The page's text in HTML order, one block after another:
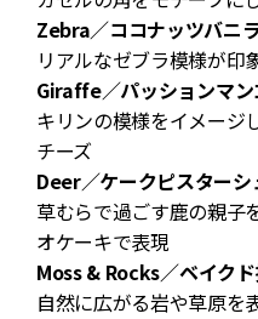
Zebra／ココナッツバニ
リアルなゼブラ模様が印
Giraffe／パッションマン
キリンの模様をイメージ
チーズ
Deer／ケークピスターシ
草むらで過ごす鹿の親子
オケーキで表現
Moss & Rocks／ベイク
自然に広がる岩や草原を